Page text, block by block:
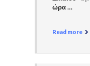
ώρα …
Read more